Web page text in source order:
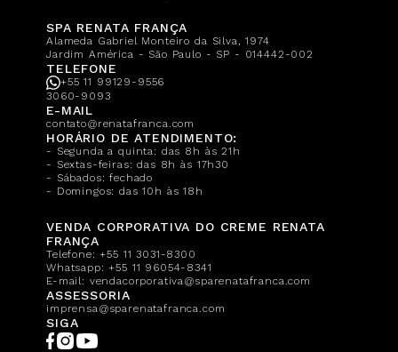
SPA RENATA FRANÇA
Alameda Gabriel Monteiro da Silva, 1974
Jardim América - São Paulo - SP - 014442-002
TELEFONE
+55 11 99129-9556
3060-9093
E-MAIL
contato@renatafranca.com
HORÁRIO DE ATENDIMENTO:
- Segunda a quinta: das 8h às 21h
- Sextas-feiras: das 8h às 17h30
- Sábados: fechado
- Domingos: das 10h às 18h
VENDA CORPORATIVA DO CREME RENATA
FRANÇA
Telefone:+55 11 3031-8300
Whatsapp:+55 11 96054-8341
E-mail: vendacorporativa@sparenatafranca.com
ASSESSORIA
imprensa@sparenatafranca.com
SIGA